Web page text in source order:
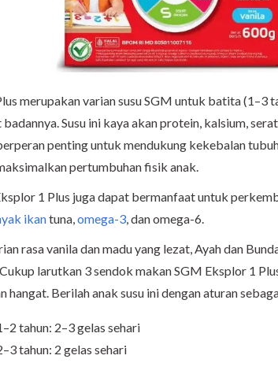
merupakan varian susu SGM untuk batita (1–3
Susu ini kaya akan protein, kalsium,
penting untuk mendukung kekebalan
pertumbuhan fisik anak.
1 Plus juga dapat bermanfaat untuk
ikantuna, omega-3 , dan omega-6.
rasa vanila dan madu yang lezat, Ayah dan
larutkan 3 sendok makan SGM Eksplor 1
hangat. Berilah anak susu ini dengan aturan
tahun: 2–3 gelas sehari
tahun: 2 gelas sehari